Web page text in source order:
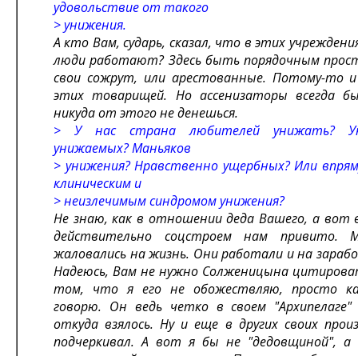
удовольствие от такого
> унижения.
А кто Вам, сударь, сказал, что в этих
люди работают? Здесь быть порядочным
свои сожрут, или арестованные. Потому-то
этих товарищей. Но ассенизаторы всегда
никуда от этого не денешься.
> У нас страна любителей унижать?
унижаемых? Маньяков
> унижения? Нравственно ущербных? Или
клиническим и
> неизлечимым синдромом унижения?
Не знаю, как в отношении деда Вашего, а вот
действительно соцстроем нам привито.
жаловались на жизнь. Они работали и на
Надеюсь, Вам не нужно Солженицына
том, что я его не обожествляю, просто
говорю. Он ведь четко в своем
откуда взялось. Ну и еще в других своих
подчеркивал. А вот я бы не "дедовщиной", а